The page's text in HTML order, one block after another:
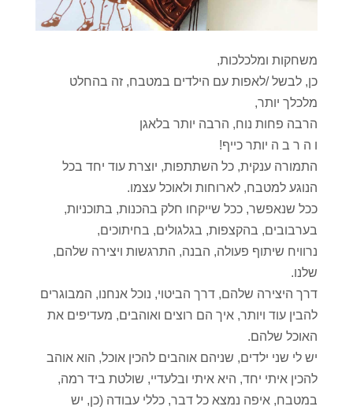
משחקות ומלכלכות,
כן, לבשל /לאפות עם הילדים במטבח, זה בהחלט
מלכלך יותר,
הרבה פחות נוח, הרבה יותר בלאגן
ו ה ר ב ה יותר כייף!
התמורה ענקית, כל השתתפות, יוצרת עוד יחד בכל
הנוגע למטבח, לארוחות ולאוכל עצמו.
ככל שנאפשר, ככל שייקחו חלק בהכנות, בתוכניות,
בערבובים, בהקצפות, בגלגולים, בחיתוכים,
נרוויח שיתוף פעולה, הבנה, התרגשות ויצירה שלהם,
שלנו.
דרך היצירה שלהם, דרך הביטוי, נוכל אנחנו, המבוגרים
להבין עוד ויותר, איך הם רוצים ואוהבים, מעדיפים את
האוכל שלהם.
יש לי שני ילדים, שניהם אוהבים להכין אוכל, הוא אוהב
להכין איתי יחד, היא איתי ובלעדיי, שולטת ביד רמה,
במטבח, איפה נמצא כל דבר, כללי עבודה (כן, יש